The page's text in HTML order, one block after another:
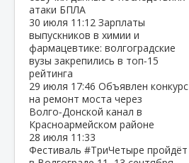
атаки БПЛА
30 июля 11:12 Зарплаты
выпускников в химии и
фармацевтике: волгоградские
вузы закрепились в топ‑15
рейтинга
29 июля 17:46 Объявлен конкурс
на ремонт моста через
Волго‑Донской канал в
Красноармейском районе
28 июля 11:33
Фестиваль #ТриЧетыре пройдёт